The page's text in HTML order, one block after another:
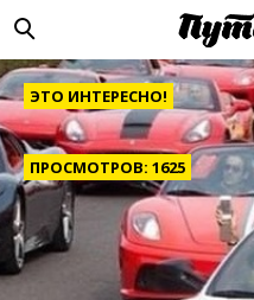
ЭТО ИНТЕРЕСНО!
ПРОСМОТРОВ: 1625